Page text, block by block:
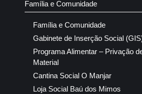
Família e Comunidade
Família e Comunidade
Gabinete de Inserção Social
Programa Alimentar – Privação
Material
Cantina Social O Manjar
Loja Social Baú dos Mimos